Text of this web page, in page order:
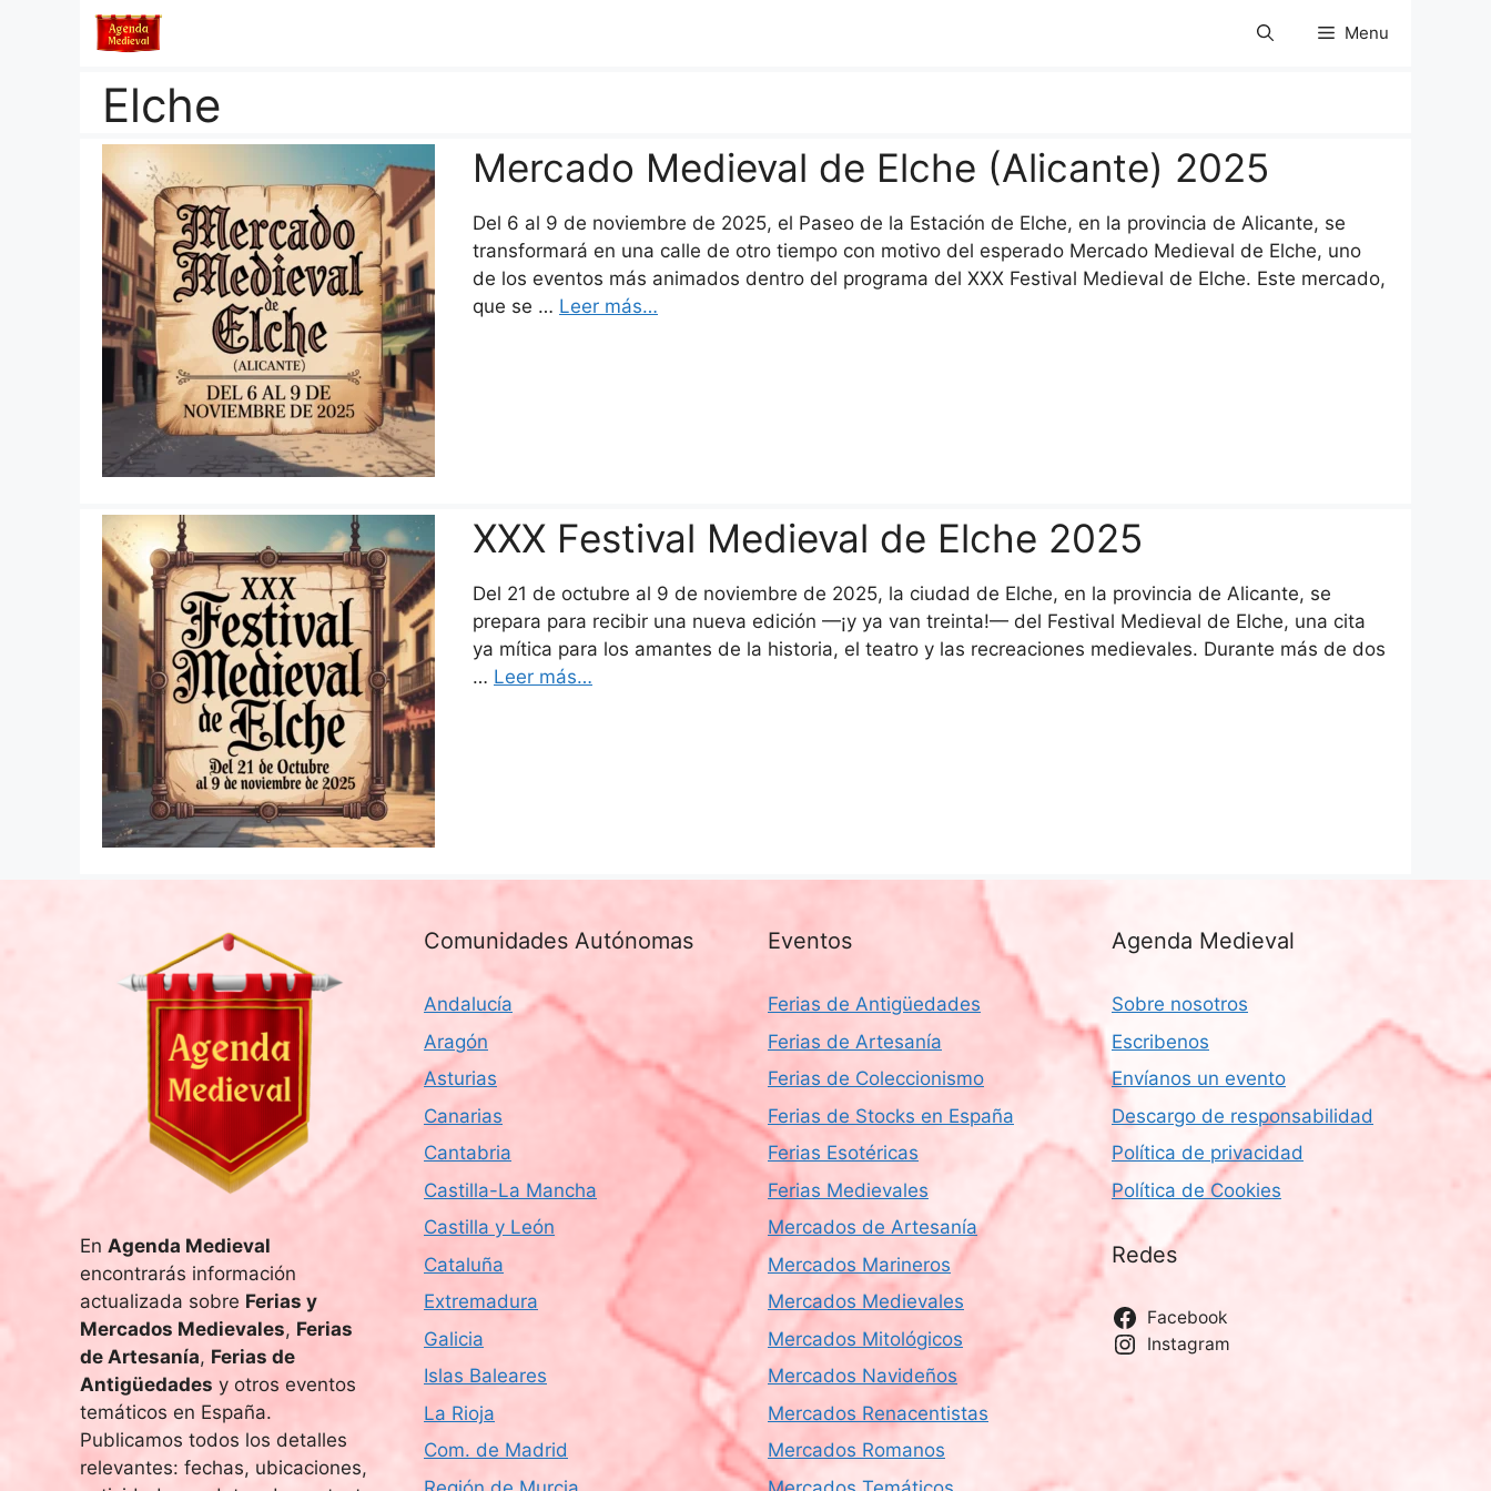
Menu
Elche
Mercado Medieval de Elche (Alicante) 2025
Del 6 al 9 de noviembre de 2025, el Paseo de la Estación de Elche, en la provincia de Alicante, se
transformará en una calle de otro tiempo con motivo del esperado Mercado Medieval de Elche, uno
de los eventos más animados dentro del programa del XXX Festival Medieval de Elche. Este mercado,
que se … Leer más…
XXX Festival Medieval de Elche 2025
Del 21 de octubre al 9 de noviembre de 2025, la ciudad de Elche, en la provincia de Alicante, se
prepara para recibir una nueva edición —¡y ya van treinta!— del Festival Medieval de Elche, una cita
ya mítica para los amantes de la historia, el teatro y las recreaciones medievales. Durante más de dos
… Leer más…
En Agenda Medieval
encontrarás información
actualizada sobre Ferias y
Mercados Medievales, Ferias
de Artesanía, Ferias de
Antigüedades y otros eventos
temáticos en España.
Publicamos todos los detalles
relevantes: fechas, ubicaciones,
Comunidades Autónomas
Andalucía
Aragón
Asturias
Canarias
Cantabria
Castilla-La Mancha
Castilla y León
Cataluña
Extremadura
Galicia
Islas Baleares
La Rioja
Com. de Madrid
Eventos
Ferias de Antigüedades
Ferias de Artesanía
Ferias de Coleccionismo
Ferias de Stocks en España
Ferias Esotéricas
Ferias Medievales
Mercados de Artesanía
Mercados Marineros
Mercados Medievales
Mercados Mitológicos
Mercados Navideños
Mercados Renacentistas
Mercados Romanos
Agenda Medieval
Sobre nosotros
Escribenos
Envíanos un evento
Descargo de responsabilidad
Política de privacidad
Política de Cookies
Redes
Facebook
Instagram